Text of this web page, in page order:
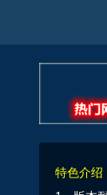
特色介绍